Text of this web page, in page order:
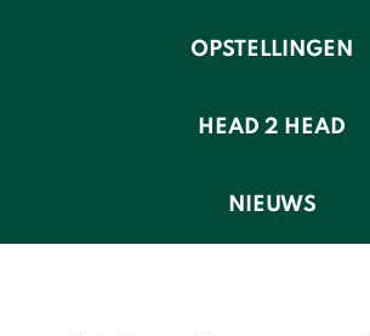
OPSTELLINGEN
HEAD 2 HEAD
NIEUWS